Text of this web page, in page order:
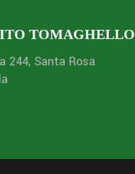
TOMAGHELLO
244, Santa Rosa